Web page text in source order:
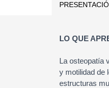
LO QUE
La osteopatía
y motilidad de
estructuras